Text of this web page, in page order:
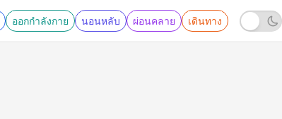
ออกกำลังกาย นอนหลับ ผ่อนคลาย เดินทาง